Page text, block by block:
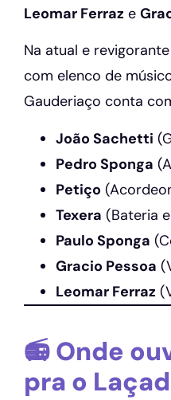
Leomar Ferraz e
Na atual e
com elenco de
Gauderiaço conta
João Sachetti
Pedro Sponga
Petiço
Texera (Bateria
Paulo Sponga
Gracio Pessoa
Leomar Ferraz
📻 Onde
pra o